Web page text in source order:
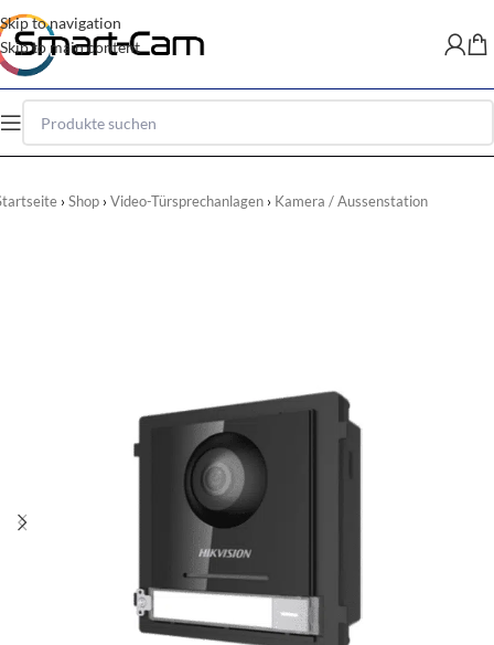
Skip to navigation
Skip to main content
Shop Video-Türsprechanlagen Kamera / Aussenstation